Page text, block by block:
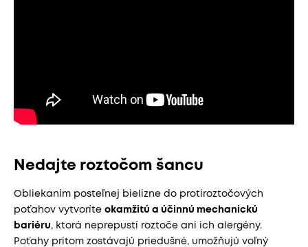
Nedajte roztočom šancu
Obliekaním posteľnej bielizne do protiroztočových
poťahov vytvoríte okamžitú a účinnú mechanickú
bariéru, ktorá neprepustí roztoče ani ich alergény.
Poťahy pritom zostávajú priedušné, umožňujú voľný